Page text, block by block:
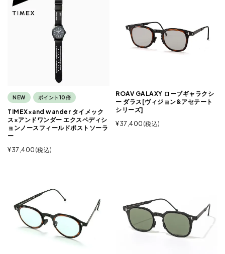
NEW ポイント10倍
TIMEX×and wander タイメック
ス×アンドワンダー エクスペディシ
ョンノースフィールドポストソーラ
ー
¥37,400 税込
ROAV GALAXY ローブギャラクシ
ー ダラス[ヴィジョン&アセテート
シリーズ]
¥37,400 税込